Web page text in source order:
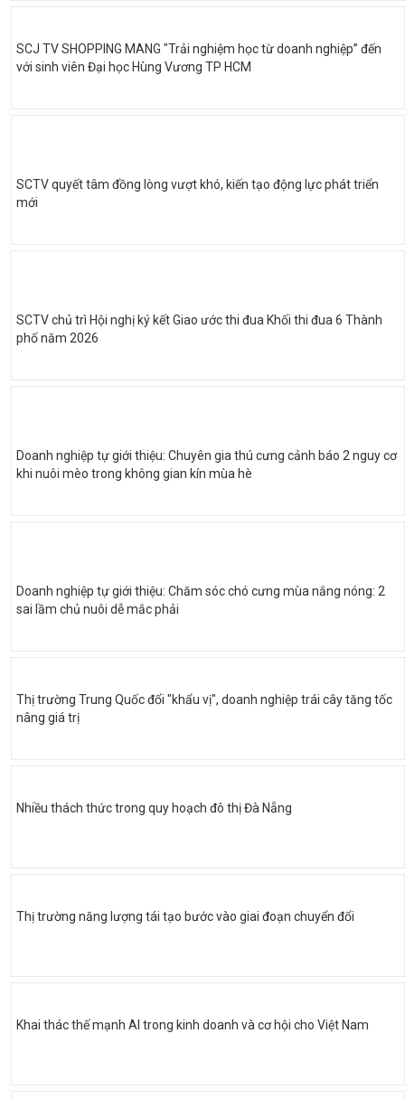
SCJ TV SHOPPING MANG "Trải nghiệm học từ doanh nghiệp” đến
với sinh viên Đại học Hùng Vương TP HCM
SCTV quyết tâm đồng lòng vượt khó, kiến tạo động lực phát triển
mới
SCTV chủ trì Hội nghị ký kết Giao ước thi đua Khối thi đua 6 Thành
phố năm 2026
Doanh nghiệp tự giới thiệu: Chuyên gia thú cưng cảnh báo 2 nguy cơ
khi nuôi mèo trong không gian kín mùa hè
Doanh nghiệp tự giới thiệu: Chăm sóc chó cưng mùa nắng nóng: 2
sai lầm chủ nuôi dễ mắc phải
Thị trường Trung Quốc đổi "khẩu vị", doanh nghiệp trái cây tăng tốc
nâng giá trị
Nhiều thách thức trong quy hoạch đô thị Đà Nẵng
Thị trường năng lượng tái tạo bước vào giai đoạn chuyển đổi
Khai thác thế mạnh AI trong kinh doanh và cơ hội cho Việt Nam